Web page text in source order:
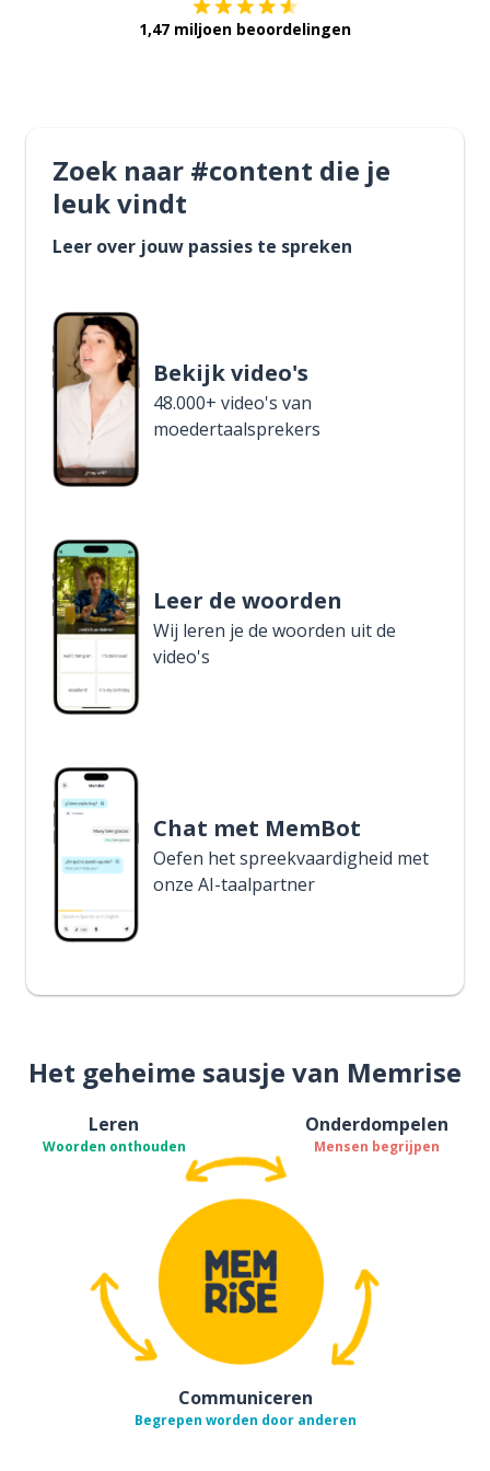
1,47 miljoen beoordelingen
Zoek naar #content die je
leuk vindt
Leer over jouw passies te spreken
Bekijk video's
48.000+ video's van
moedertaalsprekers
Leer de woorden
Wij leren je de woorden uit de
video's
Chat met MemBot
Oefen het spreekvaardigheid met
onze AI-taalpartner
Het geheime sausje van Memrise
Leren
Woorden onthouden
Onderdompelen
Mensen begrijpen
Communiceren
Begrepen worden door anderen